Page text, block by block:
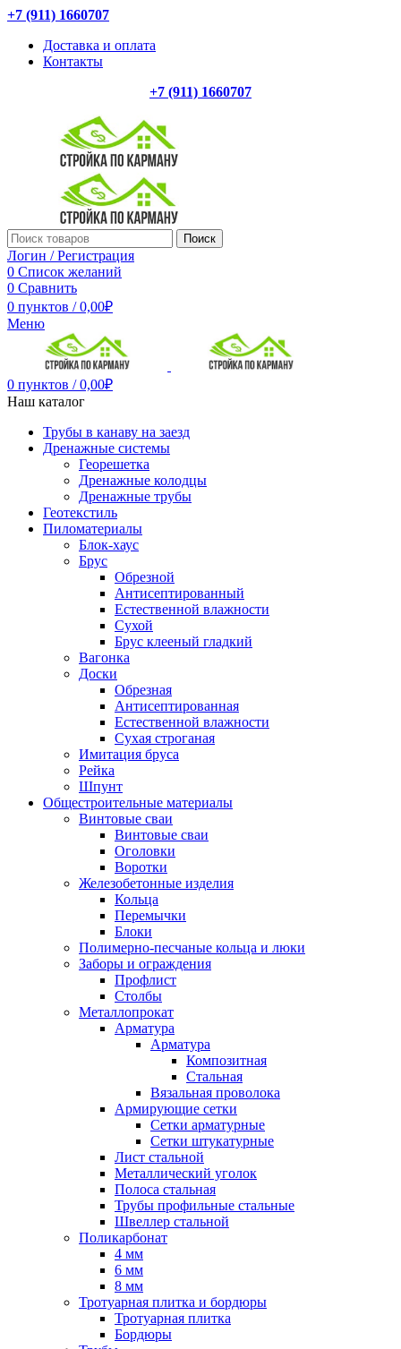
+7 (911) 1660707
Доставка и оплата
Контакты
+7 (911) 1660707
Поиск
Логин / Регистрация
0 Список желаний
0 Сравнить
0 пунктов / 0,00₽
Меню
0 пунктов / 0,00₽
Наш каталог
Трубы в канаву на заезд
Дренажные системы
Георешетка
Дренажные колодцы
Дренажные трубы
Геотекстиль
Пиломатериалы
Блок-хаус
Брус
Обрезной
Антисептированный
Естественной влажности
Сухой
Брус клееный гладкий
Вагонка
Доски
Обрезная
Антисептированная
Естественной влажности
Сухая строганая
Имитация бруса
Рейка
Шпунт
Общестроительные материалы
Винтовые сваи
Винтовые сваи
Оголовки
Воротки
Железобетонные изделия
Кольца
Перемычки
Блоки
Полимерно-песчаные кольца и люки
Заборы и ограждения
Профлист
Столбы
Металлопрокат
Арматура
Арматура
Композитная
Стальная
Вязальная проволока
Армирующие сетки
Сетки арматурные
Сетки штукатурные
Лист стальной
Металлический уголок
Полоса стальная
Трубы профильные стальные
Швеллер стальной
Поликарбонат
4 мм
6 мм
8 мм
Тротуарная плитка и бордюры
Тротуарная плитка
Бордюры